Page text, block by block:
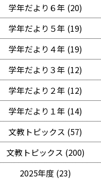
学年だより６年 (20)
学年だより５年 (19)
学年だより４年 (19)
学年だより３年 (12)
学年だより２年 (12)
学年だより１年 (14)
文教トピックス (57)
文教トピックス (200)
2025年度 (23)